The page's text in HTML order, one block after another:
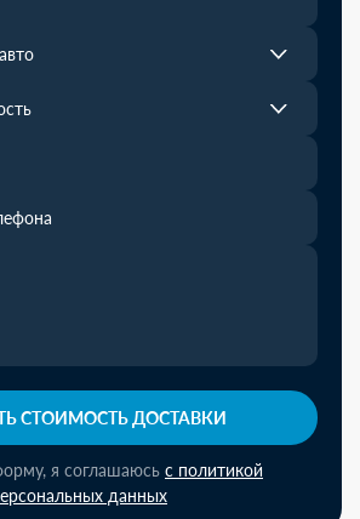
СТОИМОСТЬ ДОСТАВКИ
я соглашаюсь с политикой
данных